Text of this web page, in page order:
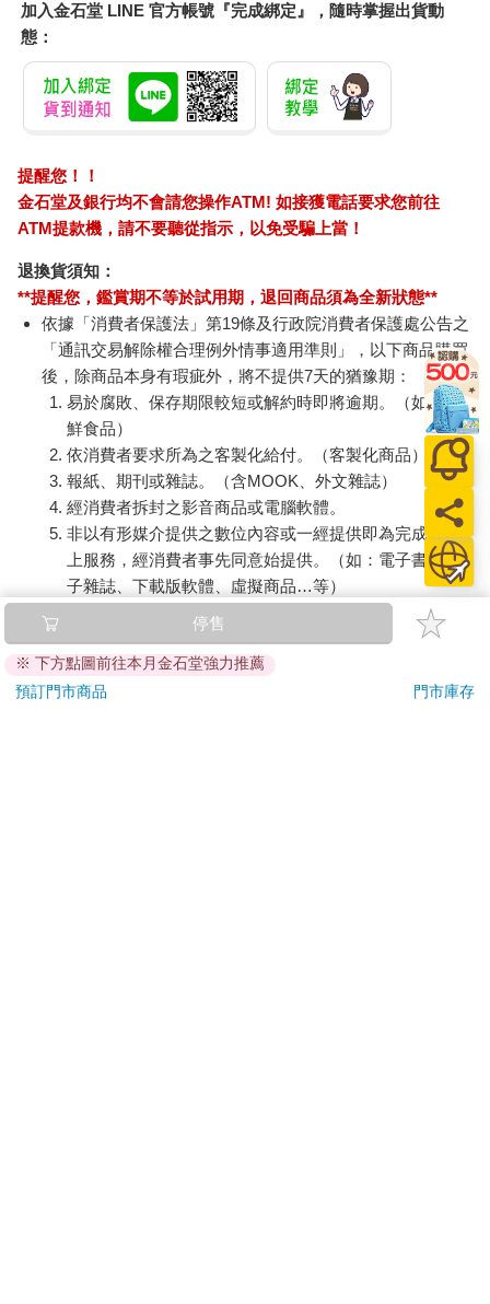
加入金石堂 LINE 官方帳號『完成綁定』，隨時掌握出貨動
態：
提醒您！！
金石堂及銀行均不會請您操作ATM! 如接獲電話要求您前往
ATM提款機，請不要聽從指示，以免受騙上當！
退換貨須知：
**提醒您，鑑賞期不等於試用期，退回商品須為全新狀態**
依據「消費者保護法」第19條及行政院消費者保護處公告之
「通訊交易解除權合理例外情事適用準則」，以下商品購買
後，除商品本身有瑕疵外，將不提供7天的猶豫期：
易於腐敗、保存期限較短或解約時即將逾期。（如：生
鮮食品）
依消費者要求所為之客製化給付。（客製化商品）
報紙、期刊或雜誌。（含MOOK、外文雜誌）
經消費者拆封之影音商品或電腦軟體。
非以有形媒介提供之數位內容或一經提供即為完成之線
上服務，經消費者事先同意始提供。（如：電子書、電
子雜誌、下載版軟體、虛擬商品…等）
已拆封之個人衛生用品。（如：內衣褲、刮鬍刀、除毛
若非上列種類商品，均享有到貨7天的猶豫期（含例假
日）。
停售
※ 下方點圖前往本月金石堂強力推薦
預訂門市商品
門市庫存